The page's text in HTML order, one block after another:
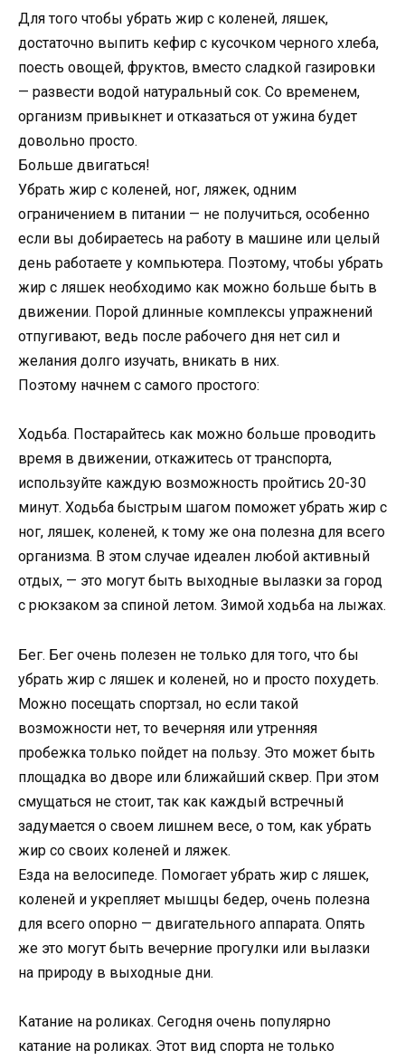
Для того чтобы убрать жир с коленей, ляшек,
достаточно выпить кефир с кусочком черного хлеба,
поесть овощей, фруктов, вместо сладкой газировки
— развести водой натуральный сок. Со временем,
организм привыкнет и отказаться от ужина будет
довольно просто.
Больше двигаться!
Убрать жир с коленей, ног, ляжек, одним
ограничением в питании — не получиться, особенно
если вы добираетесь на работу в машине или целый
день работаете у компьютера. Поэтому, чтобы убрать
жир с ляшек необходимо как можно больше быть в
движении. Порой длинные комплексы упражнений
отпугивают, ведь после рабочего дня нет сил и
желания долго изучать, вникать в них.
Поэтому начнем с самого простого:
Ходьба. Постарайтесь как можно больше проводить
время в движении, откажитесь от транспорта,
используйте каждую возможность пройтись 20-30
минут. Ходьба быстрым шагом поможет убрать жир с
ног, ляшек, коленей, к тому же она полезна для всего
организма. В этом случае идеален любой активный
отдых, — это могут быть выходные вылазки за город
с рюкзаком за спиной летом. Зимой ходьба на лыжах.
Бег. Бег очень полезен не только для того, что бы
убрать жир с ляшек и коленей, но и просто похудеть.
Можно посещать спортзал, но если такой
возможности нет, то вечерняя или утренняя
пробежка только пойдет на пользу. Это может быть
площадка во дворе или ближайший сквер. При этом
смущаться не стоит, так как каждый встречный
задумается о своем лишнем весе, о том, как убрать
жир со своих коленей и ляжек.
Езда на велосипеде. Помогает убрать жир с ляшек,
коленей и укрепляет мышцы бедер, очень полезна
для всего опорно — двигательного аппарата. Опять
же это могут быть вечерние прогулки или вылазки
на природу в выходные дни.
Катание на роликах. Сегодня очень популярно
катание на роликах. Этот вид спорта не только